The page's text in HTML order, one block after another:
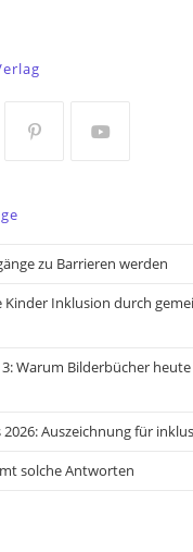
a
new
new
zu Barrieren werden
Kinder Inklusion durch
Warum Bilderbücher
Auszeichnung für
solche Antworten